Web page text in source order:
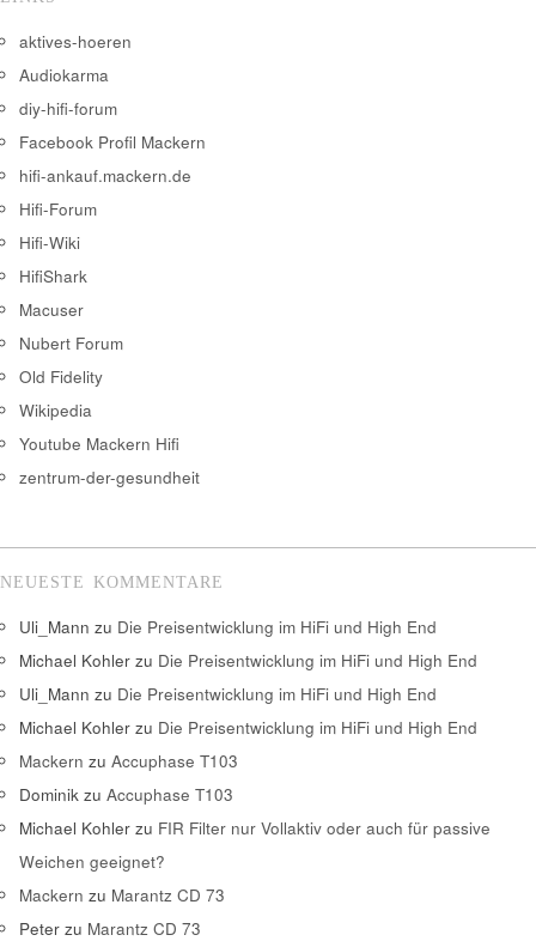
aktives-hoeren
Audiokarma
diy-hifi-forum
Facebook Profil Mackern
hifi-ankauf.mackern.de
Hifi-Forum
Hifi-Wiki
HifiShark
Macuser
Nubert Forum
Old Fidelity
Wikipedia
Youtube Mackern Hifi
zentrum-der-gesundheit
NEUESTE KOMMENTARE
Uli_Mann zu Die Preisentwicklung im HiFi und High End
Michael Kohler zu Die Preisentwicklung im HiFi und High End
Uli_Mann zu Die Preisentwicklung im HiFi und High End
Michael Kohler zu Die Preisentwicklung im HiFi und High End
Mackern zu Accuphase T103
Dominik zu Accuphase T103
Michael Kohler zu FIR Filter nur Vollaktiv oder auch für passive
Weichen geeignet?
Mackern zu Marantz CD 73
Peter zu Marantz CD 73